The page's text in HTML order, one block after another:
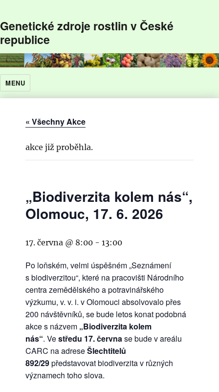
Genetické zdroje rostlin v České
republice
MENU
« Všechny Akce
akce již proběhla.
„Biodiverzita kolem nás“,
Olomouc, 17. 6. 2026
17. června @ 8:00- 13:00
Po loňském, velmi úspěšném „Seznámení
s biodiverzitou“, které na pracovišti Národního
centra zemědělského a potravinářského
výzkumu, v. v. i. v Olomouci absolvovalo přes
200 návštěvníků, se bude letos konat podobná
akce s názvem „Biodiverzita kolem
nás“. Vestředu 17. červnase bude v areálu
CARC na adreseŠlechtitelů
892/29představovat biodiverzita v různých
významech toho slova.